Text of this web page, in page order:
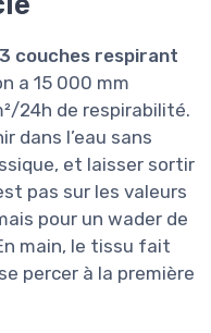
couches respirant
a 15 000 mm
24h de respirabilité.
dans l’eau sans
et laisser sortir
pas sur les valeurs
pour un wader de
main, le tissu fait
percer à la première